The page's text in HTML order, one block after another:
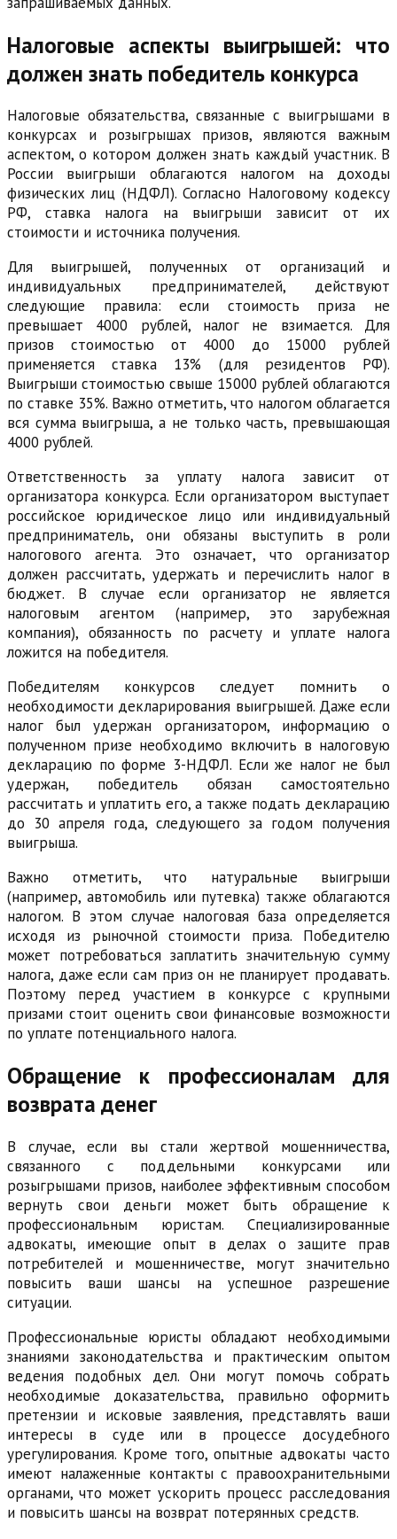
Налоговые аспекты выигрышей: что
должен знать победитель конкурса
Налоговые обязательства, связанные с выигрышами в
конкурсах и розыгрышах призов, являются важным
аспектом, о котором должен знать каждый участник. В
России выигрыши облагаются налогом на доходы
физических лиц (НДФЛ). Согласно Налоговому кодексу
РФ, ставка налога на выигрыши зависит от их
стоимости и источника получения.
Для выигрышей, полученных от организаций и
индивидуальных предпринимателей, действуют
следующие правила: если стоимость приза не
превышает 4000 рублей, налог не взимается. Для
призов стоимостью от 4000 до 15000 рублей
применяется ставка 13% (для резидентов РФ).
Выигрыши стоимостью свыше 15000 рублей облагаются
по ставке 35%. Важно отметить, что налогом облагается
вся сумма выигрыша, а не только часть, превышающая
4000 рублей.
Ответственность за уплату налога зависит от
организатора конкурса. Если организатором выступает
российское юридическое лицо или индивидуальный
предприниматель, они обязаны выступить в роли
налогового агента. Это означает, что организатор
должен рассчитать, удержать и перечислить налог в
бюджет. В случае если организатор не является
налоговым агентом (например, это зарубежная
компания), обязанность по расчету и уплате налога
ложится на победителя.
Победителям конкурсов следует помнить о
необходимости декларирования выигрышей. Даже если
налог был удержан организатором, информацию о
полученном призе необходимо включить в налоговую
декларацию по форме 3-НДФЛ. Если же налог не был
удержан, победитель обязан самостоятельно
рассчитать и уплатить его, а также подать декларацию
до 30 апреля года, следующего за годом получения
выигрыша.
Важно отметить, что натуральные выигрыши
(например, автомобиль или путевка) также облагаются
налогом. В этом случае налоговая база определяется
исходя из рыночной стоимости приза. Победителю
может потребоваться заплатить значительную сумму
налога, даже если сам приз он не планирует продавать.
Поэтому перед участием в конкурсе с крупными
призами стоит оценить свои финансовые возможности
по уплате потенциального налога.
Обращение к профессионалам для
возврата денег
В случае, если вы стали жертвой мошенничества,
связанного с поддельными конкурсами или
розыгрышами призов, наиболее эффективным способом
вернуть свои деньги может быть обращение к
профессиональным юристам. Специализированные
адвокаты, имеющие опыт в делах о защите прав
потребителей и мошенничестве, могут значительно
повысить ваши шансы на успешное разрешение
ситуации.
Профессиональные юристы обладают необходимыми
знаниями законодательства и практическим опытом
ведения подобных дел. Они могут помочь собрать
необходимые доказательства, правильно оформить
претензии и исковые заявления, представлять ваши
интересы в суде или в процессе досудебного
урегулирования. Кроме того, опытные адвокаты часто
имеют налаженные контакты с правоохранительными
органами, что может ускорить процесс расследования
и повысить шансы на возврат потерянных средств.